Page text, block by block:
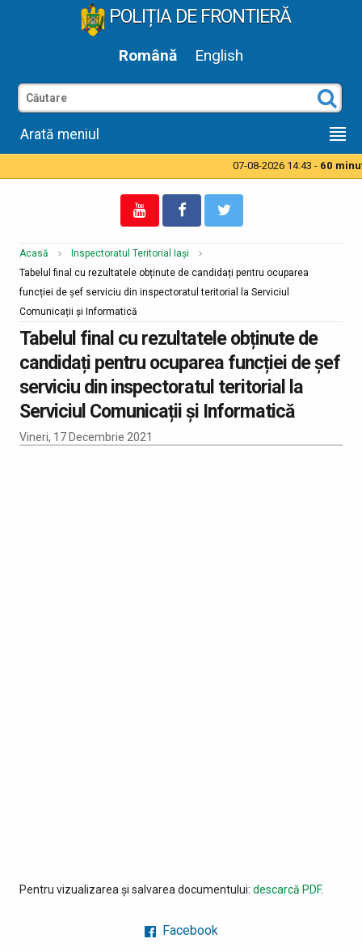
POLIȚIA DE FRONTIERĂ
Română English
Arată meniul
07-08-2026 14:43 -60
Acasă
Inspectoratul Teritorial Iași
Tabelul final cu rezultatele obținute de candidați pentru ocuparea
funcției de șef serviciu din inspectoratul teritorial la Serviciul
Comunicații și Informatică
Tabelul final cu rezultatele obținute de
candidați pentru ocuparea funcției de șef
serviciu din inspectoratul teritorial la
Serviciul Comunicații și Informatică
Vineri, 17 Decembrie 2021
Pentru vizualizarea și salvarea documentului: descarcă PDF.
Facebook